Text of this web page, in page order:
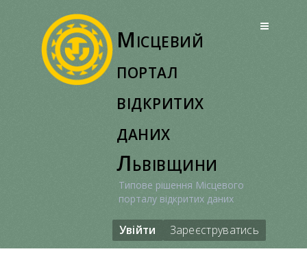
Місцевий
портал
відкритих
даних
Львівщини
Типове рішення Місцевого
порталу відкритих даних
Увійти Зареєструватись